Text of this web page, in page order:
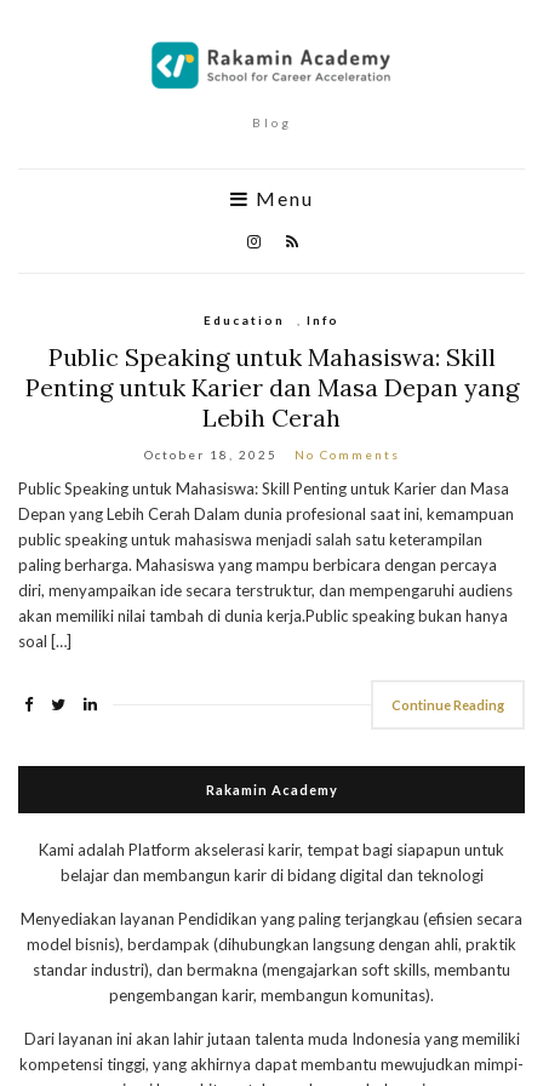
Blog
Menu
Education Info
Public Speaking untuk Mahasiswa: Skill
Penting untuk Karier dan Masa Depan yang
Lebih Cerah
October 18, 2025 No Comments
Public Speaking untuk Mahasiswa: Skill Penting untuk Karier dan Masa
Depan yang Lebih Cerah Dalam dunia profesional saat ini, kemampuan
public speaking untuk mahasiswa menjadi salah satu keterampilan
paling berharga. Mahasiswa yang mampu berbicara dengan percaya
diri, menyampaikan ide secara terstruktur, dan mempengaruhi audiens
akan memiliki nilai tambah di dunia kerja.Public speaking bukan hanya
soal […]
Continue Reading
Rakamin Academy
Kami adalah Platform akselerasi karir, tempat bagi siapapun untuk
belajar dan membangun karir di bidang digital dan teknologi
Menyediakan layanan Pendidikan yang paling terjangkau (efisien secara
model bisnis), berdampak (dihubungkan langsung dengan ahli, praktik
standar industri), dan bermakna (mengajarkan soft skills, membantu
pengembangan karir, membangun komunitas).
Dari layanan ini akan lahir jutaan talenta muda Indonesia yang memiliki
kompetensi tinggi, yang akhirnya dapat membantu mewujudkan mimpi-